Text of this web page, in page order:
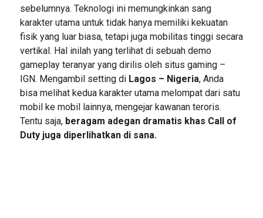
sebelumnya. Teknologi ini memungkinkan sang
karakter utama untuk tidak hanya memiliki kekuatan
fisik yang luar biasa, tetapi juga mobilitas tinggi secara
vertikal. Hal inilah yang terlihat di sebuah demo
gameplay teranyar yang dirilis oleh situs gaming –
IGN. Mengambil setting diLagos – Nigeria, Anda
bisa melihat kedua karakter utama melompat dari satu
mobil ke mobil lainnya, mengejar kawanan teroris.
Tentu saja, beragam adegan dramatis khas Call of
Duty juga diperlihatkan di sana.